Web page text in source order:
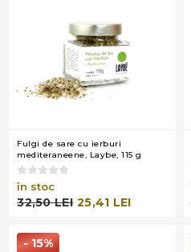
Fulgi de sare cu ierburi
mediteraneene, Laybe, 115 g
în stoc
32,50 LEI 25,41 LEI
- 15%